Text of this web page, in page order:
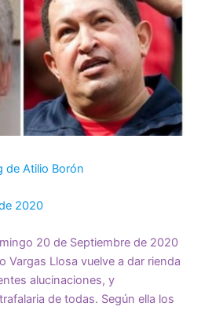
de Atilio Borón
2020
20 de Septiembre de 2020
Vargas Llosa vuelve a dar rienda
alucinaciones, y
de todas. Según ella los